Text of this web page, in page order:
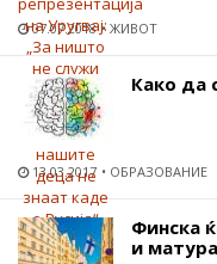
07.07.2018 ЖИВОТ
Како да
13.03.2017 ОБРАЗОВАНИЕ
Финска
и